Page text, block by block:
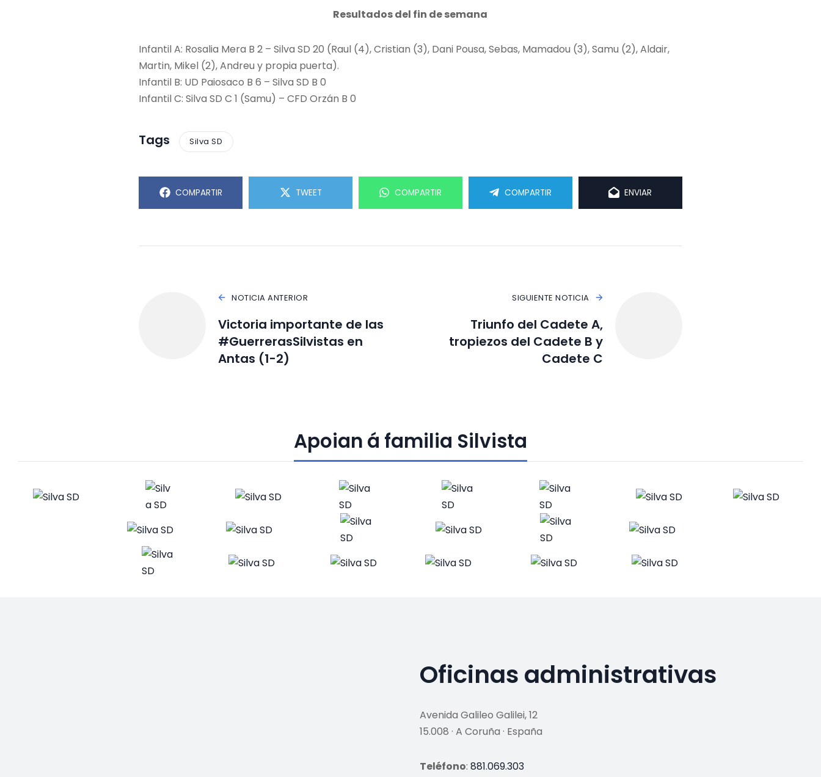
Resultados del fin de semana
Infantil A: Rosalia Mera B 2 – Silva SD 20 (Raul (4), Cristian (3), Dani Pousa, Sebas, Mamadou (3), Samu (2), Aldair,
Martin, Mikel (2), Andreu y propia puerta).
Infantil B: UD Paiosaco B 6 – Silva SD B 0
Infantil C: Silva SD C 1 (Samu) – CFD Orzán B 0
Tags Silva SD
COMPARTIR TWEET COMPARTIR COMPARTIR ENVIAR
NOTICIA ANTERIOR
Victoria importante de las
#GuerrerasSilvistas en
Antas (1-2)
SIGUIENTE NOTICIA
Triunfo del Cadete A,
tropiezos del Cadete B y
Cadete C
Apoian á familia Silvista
Oficinas administrativas
Avenida Galileo Galilei, 12
15.008 · A Coruña · España
Teléfono: 881.069.303